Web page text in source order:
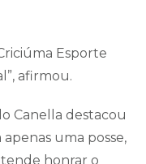
Esporte
afirmou.
Canella destacou
uma posse,
honrar o